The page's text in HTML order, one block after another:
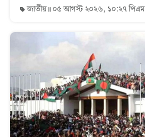
জাতীয় ০৫ আগস্ট ২০২৬, ১০:২৭ পিএম